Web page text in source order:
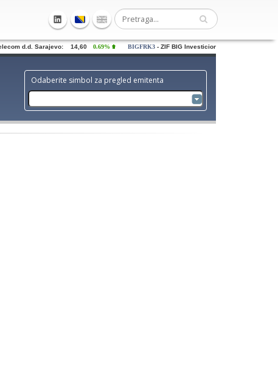
d.d. Sarajevo: 14,60 0.69% BIGFRK3- ZIF BIG Investiciona grupa dd Sarajevo:
Odaberite simbol za pregled emitenta